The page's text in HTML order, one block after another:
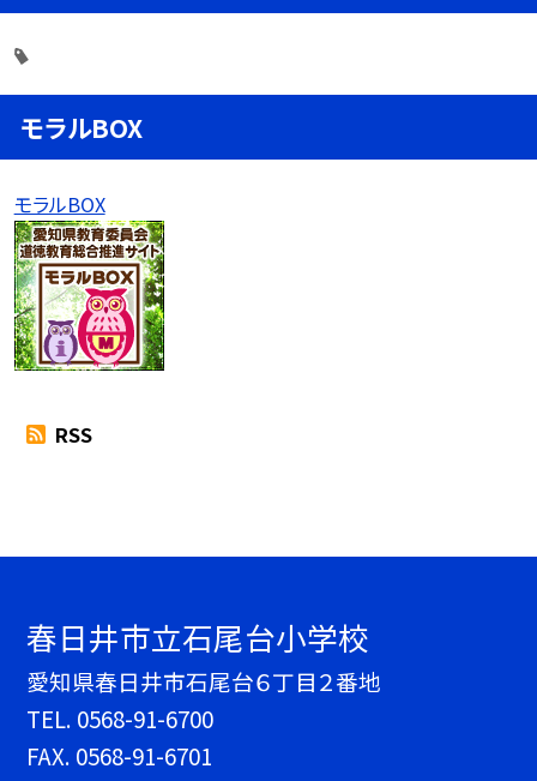
モラルBOX
モラルBOX
RSS
春日井市立石尾台小学校
愛知県春日井市石尾台６丁目２番地
TEL. 0568-91-6700
FAX. 0568-91-6701